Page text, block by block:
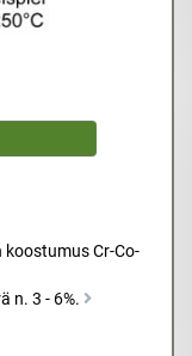
koostumus Cr-Co-
n. 3 - 6%.